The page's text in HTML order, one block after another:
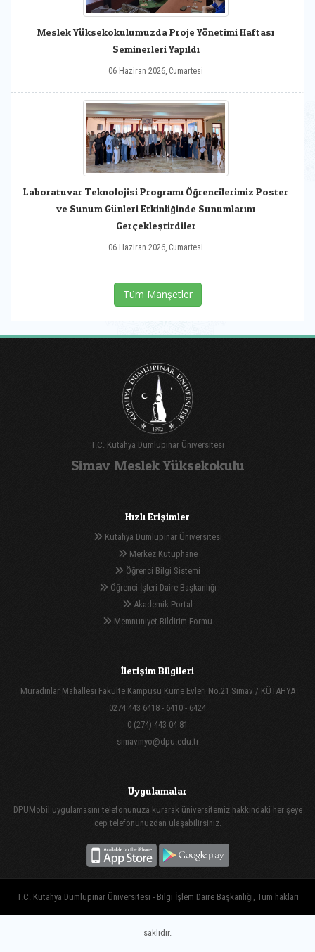
Meslek Yüksekokulumuzda Proje Yönetimi Haftası
Seminerleri Yapıldı
06 Haziran 2026, Cumartesi
Laboratuvar Teknolojisi Programı Öğrencilerimiz Poster
ve Sunum Günleri Etkinliğinde Sunumlarını
Gerçekleştirdiler
06 Haziran 2026, Cumartesi
Tüm Manşetler
T.C. Kütahya Dumlupınar Üniversitesi
Simav Meslek Yüksekokulu
Hızlı Erişimler
Kütahya Dumlupınar Üniversitesi
Merkez Kütüphane
Öğrenci Bilgi Sistemi
Öğrenci İşleri Daire Başkanlığı
Akademik Portal
Memnuniyet Bildirim Formu
İletişim Bilgileri
Muradınlar Mahallesi Fakülte Kampüsü Küme Evleri No.21 Simav / KÜTAHYA
0274 443 6418 - 6410 - 6424
0 (274) 443 04 81
simavmyo@dpu.edu.tr
Uygulamalar
DPUMobil uygulamasını telefonunuza kurarak üniversitemiz hakkındaki her şeye
cep telefonunuzdan ulaşabilirsiniz.
T.C. Kütahya Dumlupınar Üniversitesi - Bilgi İşlem Daire Başkanlığı, Tüm hakları
saklıdır.